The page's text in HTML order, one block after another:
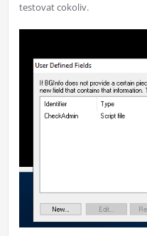
testovat cokoliv.